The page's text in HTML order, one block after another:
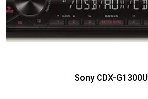
Sony CDX-G1300U